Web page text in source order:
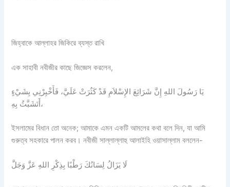
জিহ্বাকে আল্লাহর জিকিরে ব্যস্ত রাখি
এক সাহাবী নবীজীর কাছে জিজ্ঞেস করলেন,
يَا رَسُولَ اللهِ إِنَّ شَرَائِعَ الإِسْلاَمِ قَدْ كَثُرَتْ عَلَيَّ، فَأَخْبِرْنِي بِشَيْءٍ
أَتَشَبَّثُ بِهِ،
ইসলামের বিধান তো অনেক; আমাকে এমন একটি আমলের কথা বলে দিন, যা আমি
গুরুত্ব সহকারে পালন করব। নবীজী সাল্লাল্লাহু আলাইহি ওয়াসাল্লাম বললেন-
لَا يَزَالُ لِسَانُكَ رَطْبًا بِذِكْرِ اللهِ عَزَّ وَجَلَّ